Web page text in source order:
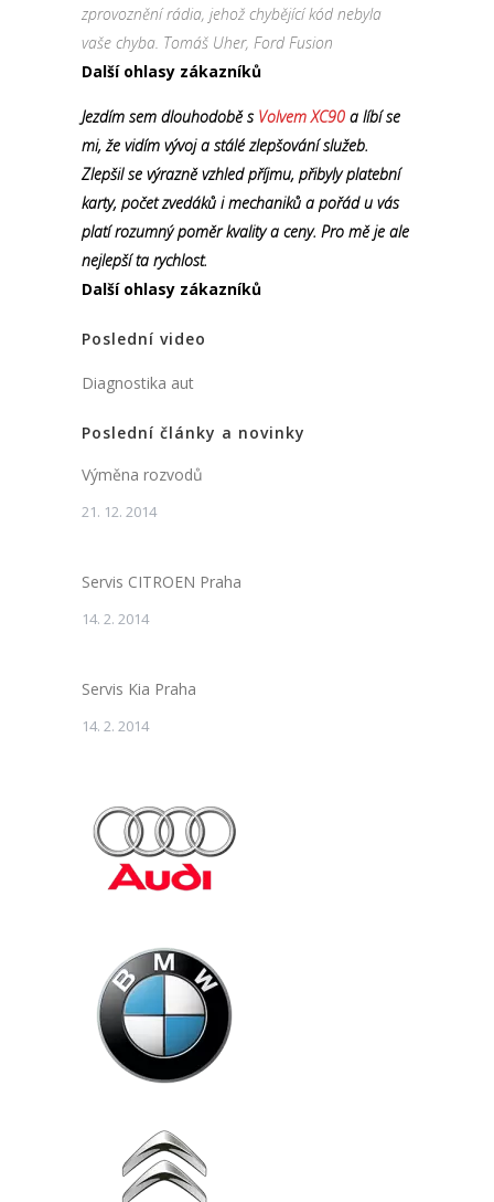
zprovoznění rádia, jehož chybějící kód nebyla
vaše chyba. Tomáš Uher, Ford Fusion
Další ohlasy zákazníků
Jezdím sem dlouhodobě s Volvem XC90 a líbí se
mi, že vidím vývoj a stálé zlepšování služeb.
Zlepšil se výrazně vzhled příjmu, přibyly platební
karty, počet zvedáků i mechaniků a pořád u vás
platí rozumný poměr kvality a ceny. Pro mě je ale
nejlepší ta rychlost.
Další ohlasy zákazníků
Poslední video
Diagnostika aut
Poslední články a novinky
Výměna rozvodů
21. 12. 2014
Servis CITROEN Praha
14. 2. 2014
Servis Kia Praha
14. 2. 2014